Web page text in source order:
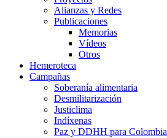
Alianzas y Redes
Publicaciones
Memorias
Vídeos
Otros
Hemeroteca
Campañas
Soberanía alimentaria
Desmilitarización
Justiclima
Indíxenas
Paz y DDHH para Colombia